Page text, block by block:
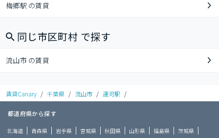
梅郷駅 の賃貸
同じ市区町村 で探す
流山市 の賃貸
賃貸Canary / 千葉県 / 流山市 / 運河駅 /
都道府県から探す
北海道 青森県 岩手県 宮城県 秋田県 山形県 福島県
茨城県